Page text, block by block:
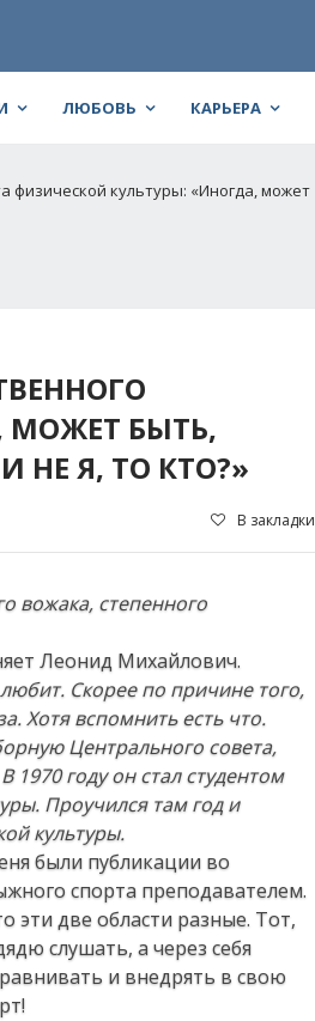
ЛЮБОВЬ КАРЬЕРА
физической культуры: «Иногда, может
МОЖЕТ БЫТЬ,
Я, ТО КТО?»
В закладки
вожака, степенного
Леонид Михайлович.
Скорее по причине того,
Хотя вспомнить есть что.
Центрального совета,
1970 году он стал студентом
Проучился там год и
культуры.
были публикации во
спорта преподавателем.
эти две области разные. Тот,
слушать, а через себя
и внедрять в свою